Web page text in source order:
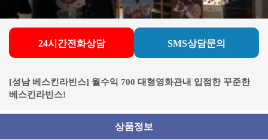
24시간전화상담 SMS상담문의
[성남 베스킨라빈스] 월수익 700 대형영화관내 입점한 꾸준한
베스킨라빈스!
상품정보